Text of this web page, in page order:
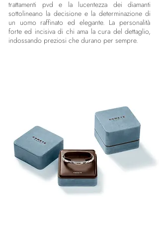
trattamenti pvd e la lucentezza dei diamanti
sottolineano la decisione e la determinazione di
un uomo raffinato ed elegante. La personalità
forte ed incisiva di chi ama la cura del dettaglio,
indossando preziosi che durano per sempre.